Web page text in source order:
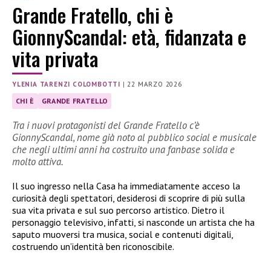
Grande Fratello, chi è
GionnyScandal: età, fidanzata e
vita privata
YLENIA TARENZI COLOMBOTTI |22 MARZO 2026
CHI È GRANDE FRATELLO
Tra i nuovi protagonisti del Grande Fratello c’è
GionnyScandal, nome già noto al pubblico social e musicale
che negli ultimi anni ha costruito una fanbase solida e
molto attiva.
Il suo ingresso nella Casa ha immediatamente acceso la
curiosità degli spettatori, desiderosi di scoprire di più sulla
sua vita privata e sul suo percorso artistico. Dietro il
personaggio televisivo, infatti, si nasconde un artista che ha
saputo muoversi tra musica, social e contenuti digitali,
costruendo un’identità ben riconoscibile.